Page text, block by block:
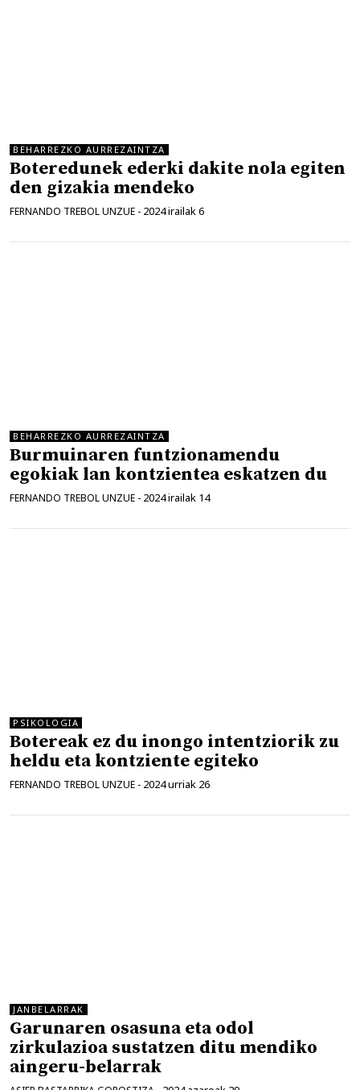
BEHARREZKO AURREZAINTZA
Boteredunek ederki dakite nola egiten
den gizakia mendeko
FERNANDO TREBOL UNZUE - 2024 irailak 6
BEHARREZKO AURREZAINTZA
Burmuinaren funtzionamendu
egokiak lan kontzientea eskatzen du
FERNANDO TREBOL UNZUE - 2024 irailak 14
PSIKOLOGIA
Botereak ez du inongo intentziorik zu
heldu eta kontziente egiteko
FERNANDO TREBOL UNZUE - 2024 urriak 26
JANBELARRAK
Garunaren osasuna eta odol
zirkulazioa sustatzen ditu mendiko
aingeru-belarrak